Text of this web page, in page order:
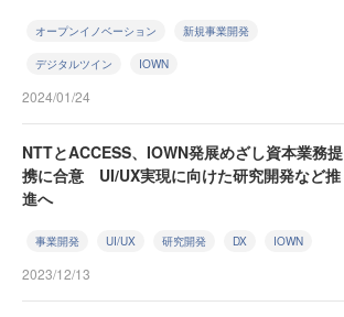
オープンイノベーション 新規事業開発
デジタルツイン IOWN
2024/01/24
NTTとACCESS、IOWN発展めざし資本業務提
携に合意 UI/UX実現に向けた研究開発など推
進へ
事業開発 UI/UX 研究開発 DX IOWN
2023/12/13